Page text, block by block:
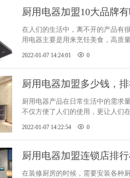
厨用电器加盟10大品牌
在人们的生活中，离不开的产品有
用电器主要是用来烹饪美食，高质
2022-01-07 14:24:01 0
厨用电器加盟多少钱，
厨用电器产品在日常生活中的需求
不仅方便了人们的使用，更让人们
2022-01-07 14:22:54 0
厨用电器加盟连锁店排
有哪些
在装修厨房的时候，需要安装各种